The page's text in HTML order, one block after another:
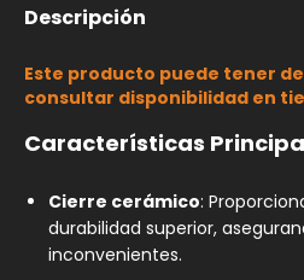
Descripción
Este producto puede tener
consultar disponibilidad en
Características
Cierre cerámico:
durabilidad superior,
inconvenientes.